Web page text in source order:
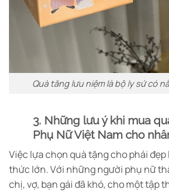
Quà tăng lưu niệm là bộ ly sứ có
3. Những lưu ý khi mua
Phụ Nữ Việt Nam cho
Việc lựa chọn quà tặng cho phái
thức lớn. Với những người phụ nữ
chị, vợ, bạn gái đã khó, cho một tập